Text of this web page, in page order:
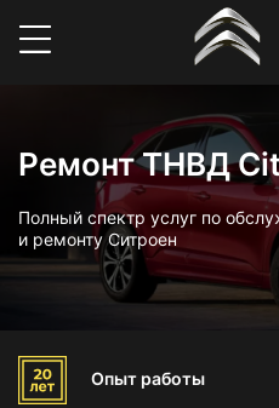
Ремонт ТНВД
Полный спектр услуг по
и ремонту Ситроен
Опыт работы